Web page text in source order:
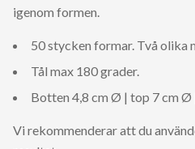
igenom formen.
50 stycken formar. Två olika
Tål max 180 grader.
Botten 4,8 cm Ø | top 7 cm Ø
Vi rekommenderar att du